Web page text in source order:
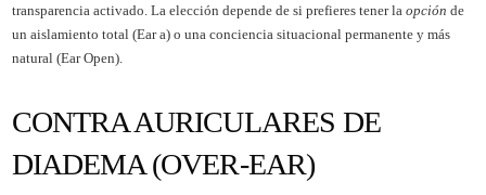
transparencia activado. La elección depende de si prefieres tener la opción de
un aislamiento total (Ear a) o una conciencia situacional permanente y más
natural (Ear Open).
CONTRA AURICULARES DE
DIADEMA (OVER-EAR)